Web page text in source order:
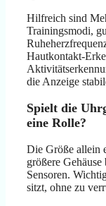
Hilfreich sind
Trainingsmodi,
Hautkontakt-
die Anzeige
Spielt die
eine Rolle?
Die Größe allein
größere
Sensoren.
sitzt, ohne zu